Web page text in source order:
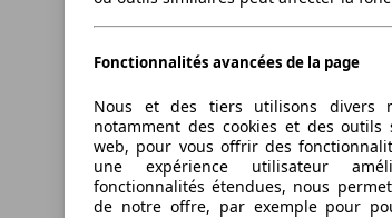
Fonctionnalités avancées de la page
Nous et des tiers utilisons divers
notamment des cookies et des
web, pour vous offrir des
une expérience utilisateur
fonctionnalités étendues, nous
de notre offre, par exemple pour